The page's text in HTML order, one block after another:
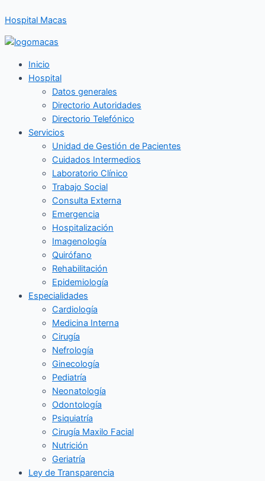
al
contenido
Hospital Macas
Inicio
Hospital
Datos generales
Directorio Autoridades
Directorio Telefónico
Servicios
Unidad de Gestión de Pacientes
Cuidados Intermedios
Laboratorio Clínico
Trabajo Social
Consulta Externa
Emergencia
Hospitalización
Imagenología
Quirófano
Rehabilitación
Epidemiología
Especialidades
Cardiología
Medicina Interna
Cirugía
Nefrología
Ginecología
Pediatría
Neonatología
Odontología
Psiquiatría
Cirugía Maxilo Facial
Nutrición
Geriatría
Ley de Transparencia